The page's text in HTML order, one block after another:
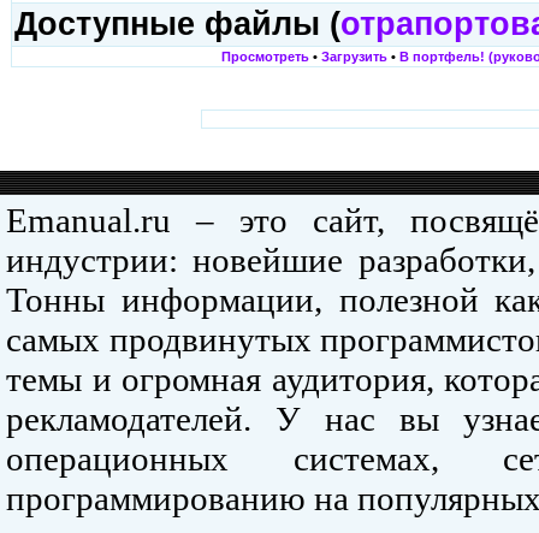
Доступные файлы (
Просмотреть • Загрузить • В портфель!
Emanual.ru – это сайт,
индустрии: новейшие
Тонны информации, полезной
самых продвинутых
темы и огромная аудитория,
рекламодателей. У нас вы
операционных системах,
программированию на